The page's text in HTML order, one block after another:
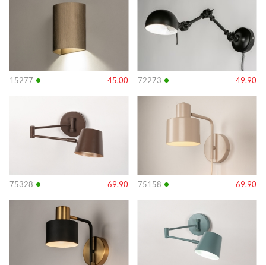
15277 • 45,00 72273 • 49,90
75328 • 69,90 75158 • 69,90
Info
Info Info